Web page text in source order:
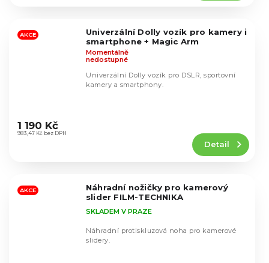
hvězdiček.
AKCE
Univerzální Dolly vozík pro kamery i
smartphone + Magic Arm
hodnocení
produktu
hvězdiček.
Momentálně
nedostupné
983,47 Kč bez DPH
1 190 Kč
Detail
Univerzální Dolly vozík pro DSLR, sportovní
kamery a smartphony.
AKCE
Náhradní nožičky pro kamerový
slider FILM-TECHNIKA
SKLADEM V PRAZE
Náhradní protiskluzová noha pro kamerové
slidery.